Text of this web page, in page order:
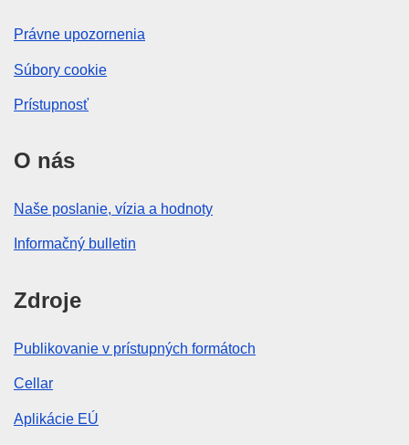
Právne upozornenia
Súbory cookie
Prístupnosť
O nás
Naše poslanie, vízia a hodnoty
Informačný bulletin
Zdroje
Publikovanie v prístupných formátoch
Cellar
Aplikácie EÚ